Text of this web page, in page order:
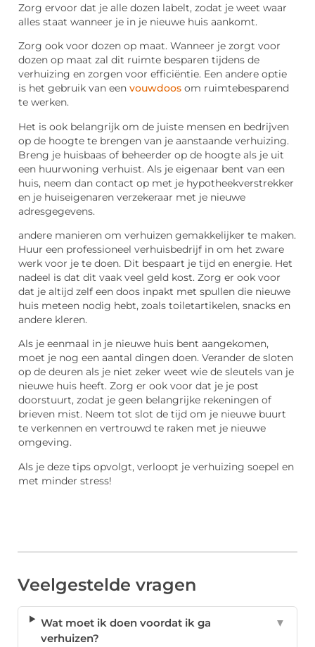
Zorg ervoor dat je alle dozen labelt, zodat je weet waar
alles staat wanneer je in je nieuwe huis aankomt.
Zorg ook voor dozen op maat. Wanneer je zorgt voor
dozen op maat zal dit ruimte besparen tijdens de
verhuizing en zorgen voor efficiëntie. Een andere optie
is het gebruik van een vouwdoos om ruimtebesparend
te werken.
Het is ook belangrijk om de juiste mensen en bedrijven
op de hoogte te brengen van je aanstaande verhuizing.
Breng je huisbaas of beheerder op de hoogte als je uit
een huurwoning verhuist. Als je eigenaar bent van een
huis, neem dan contact op met je hypotheekverstrekker
en je huiseigenaren verzekeraar met je nieuwe
adresgegevens.
andere manieren om verhuizen gemakkelijker te maken.
Huur een professioneel verhuisbedrijf in om het zware
werk voor je te doen. Dit bespaart je tijd en energie. Het
nadeel is dat dit vaak veel geld kost. Zorg er ook voor
dat je altijd zelf een doos inpakt met spullen die nieuwe
huis meteen nodig hebt, zoals toiletartikelen, snacks en
andere kleren.
Als je eenmaal in je nieuwe huis bent aangekomen,
moet je nog een aantal dingen doen. Verander de sloten
op de deuren als je niet zeker weet wie de sleutels van je
nieuwe huis heeft. Zorg er ook voor dat je je post
doorstuurt, zodat je geen belangrijke rekeningen of
brieven mist. Neem tot slot de tijd om je nieuwe buurt
te verkennen en vertrouwd te raken met je nieuwe
omgeving.
Als je deze tips opvolgt, verloopt je verhuizing soepel en
met minder stress!
Veelgestelde vragen
Wat moet ik doen voordat ik ga
verhuizen?
▼